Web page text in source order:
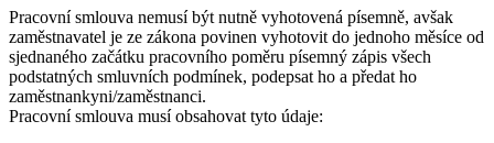
Pracovní smlouva nemusí být nutně vyhotovená písemně, avšak
zaměstnavatel je ze zákona povinen vyhotovit do jednoho měsíce od
sjednaného začátku pracovního poměru písemný zápis všech
podstatných smluvních podmínek, podepsat ho a předat ho
zaměstnankyni/zaměstnanci.
Pracovní smlouva musí obsahovat tyto údaje: